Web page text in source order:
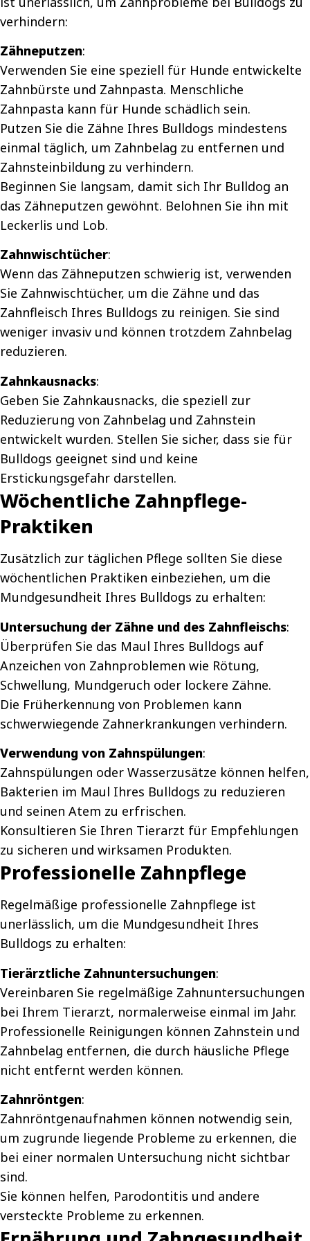
verhindern:
Zähneputzen:
Verwenden Sie eine speziell für Hunde entwickelte
Zahnbürste und Zahnpasta. Menschliche
Zahnpasta kann für Hunde schädlich sein.
Putzen Sie die Zähne Ihres Bulldogs mindestens
einmal täglich, um Zahnbelag zu entfernen und
Zahnsteinbildung zu verhindern.
Beginnen Sie langsam, damit sich Ihr Bulldog an
das Zähneputzen gewöhnt. Belohnen Sie ihn mit
Leckerlis und Lob.
Zahnwischtücher:
Wenn das Zähneputzen schwierig ist, verwenden
Sie Zahnwischtücher, um die Zähne und das
Zahnfleisch Ihres Bulldogs zu reinigen. Sie sind
weniger invasiv und können trotzdem Zahnbelag
reduzieren.
Zahnkausnacks:
Geben Sie Zahnkausnacks, die speziell zur
Reduzierung von Zahnbelag und Zahnstein
entwickelt wurden. Stellen Sie sicher, dass sie für
Bulldogs geeignet sind und keine
Erstickungsgefahr darstellen.
Wöchentliche Zahnpflege-
Praktiken
Zusätzlich zur täglichen Pflege sollten Sie diese
wöchentlichen Praktiken einbeziehen, um die
Mundgesundheit Ihres Bulldogs zu erhalten:
Untersuchung der Zähne und des Zahnfleischs:
Überprüfen Sie das Maul Ihres Bulldogs auf
Anzeichen von Zahnproblemen wie Rötung,
Schwellung, Mundgeruch oder lockere Zähne.
Die Früherkennung von Problemen kann
schwerwiegende Zahnerkrankungen verhindern.
Verwendung von Zahnspülungen:
Zahnspülungen oder Wasserzusätze können helfen,
Bakterien im Maul Ihres Bulldogs zu reduzieren
und seinen Atem zu erfrischen.
Konsultieren Sie Ihren Tierarzt für Empfehlungen
zu sicheren und wirksamen Produkten.
Professionelle Zahnpflege
Regelmäßige professionelle Zahnpflege ist
unerlässlich, um die Mundgesundheit Ihres
Bulldogs zu erhalten:
Tierärztliche Zahnuntersuchungen:
Vereinbaren Sie regelmäßige Zahnuntersuchungen
bei Ihrem Tierarzt, normalerweise einmal im Jahr.
Professionelle Reinigungen können Zahnstein und
Zahnbelag entfernen, die durch häusliche Pflege
nicht entfernt werden können.
Zahnröntgen:
Zahnröntgenaufnahmen können notwendig sein,
um zugrunde liegende Probleme zu erkennen, die
bei einer normalen Untersuchung nicht sichtbar
sind.
Sie können helfen, Parodontitis und andere
versteckte Probleme zu erkennen.